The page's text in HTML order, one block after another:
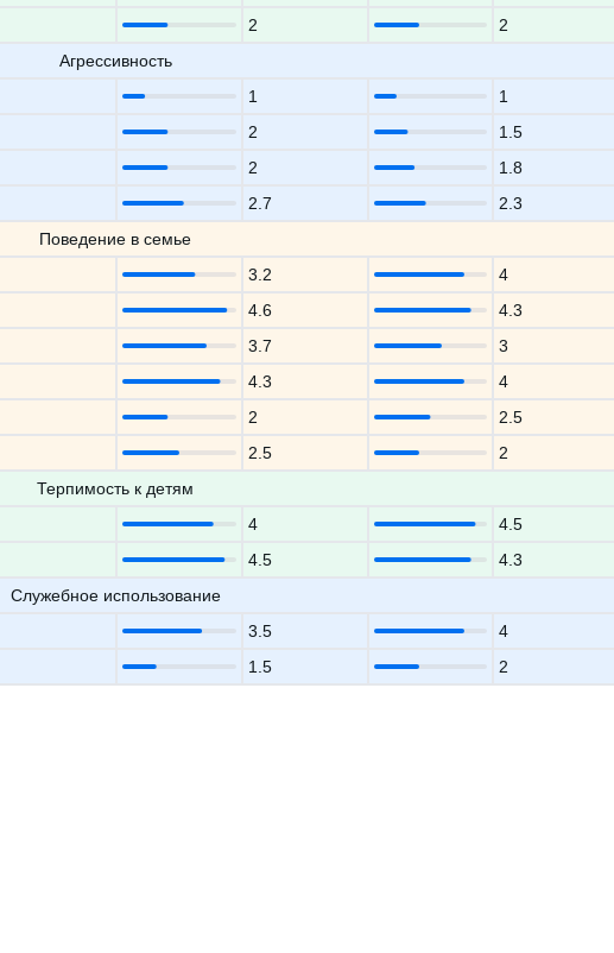
2
2
Агрессивность
1
1
2
1.5
2
1.8
2.7
2.3
Поведение в семье
3.2
4
4.6
4.3
3.7
3
4.3
4
2
2.5
2.5
2
Терпимость к детям
4
4.5
4.5
4.3
Служебное использование
3.5
4
1.5 2